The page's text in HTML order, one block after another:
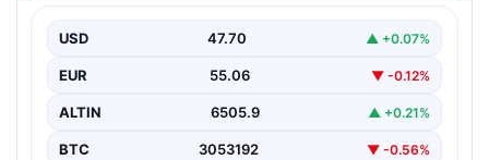
Son günlerde yayılan haberler, Etimesgut
seriyor. Soruşturma kapsamında,…
USD 47.70 ▲ +0.07%
EUR 55.06 ▼ -0.12%
ALTIN 6505.9 ▲ +0.21%
BTC 3053192 ▼ -0.56%